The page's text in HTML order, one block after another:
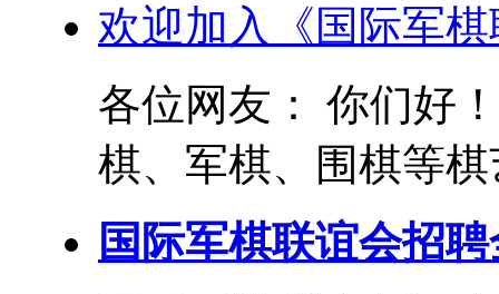
欢迎加入《国际军
各位网友： 你们好
棋、军棋、围棋等
国际军棋联谊会招